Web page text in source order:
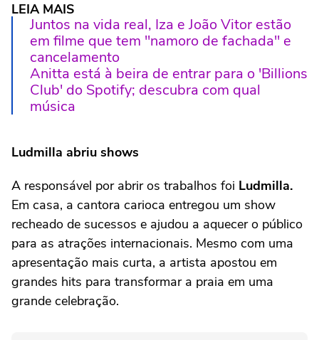
LEIA MAIS
Juntos na vida real, Iza e João Vitor estão
em filme que tem "namoro de fachada" e
cancelamento
Anitta está à beira de entrar para o 'Billions
Club' do Spotify; descubra com qual
música
Ludmilla abriu shows
A responsável por abrir os trabalhos foi Ludmilla.
Em casa, a cantora carioca entregou um show
recheado de sucessos e ajudou a aquecer o público
para as atrações internacionais. Mesmo com uma
apresentação mais curta, a artista apostou em
grandes hits para transformar a praia em uma
grande celebração.